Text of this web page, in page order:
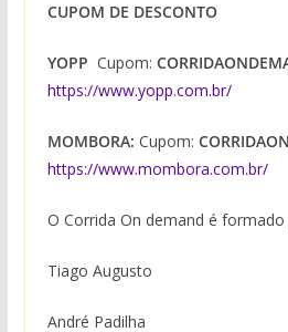
CUPOM DE DESCONTO
YOPP Cupom:
https://www.yopp.com.br/
MOMBORA: Cupom:
https://www.mombora.com.br/
O Corrida On demand é formado
Tiago Augusto
André Padilha